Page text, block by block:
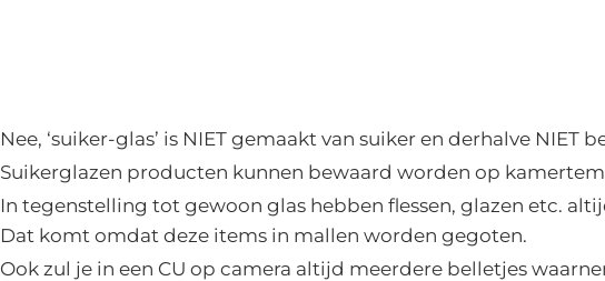
Nee, ‘suiker-glas’ is NIET gemaakt van suiker en derhalve NIET
Suikerglazen producten kunnen bewaard worden op
In tegenstelling tot gewoon glas hebben flessen, glazen etc.
Dat komt omdat deze items in mallen worden gegoten.
Ook zul je in een CU op camera altijd meerdere belletjes